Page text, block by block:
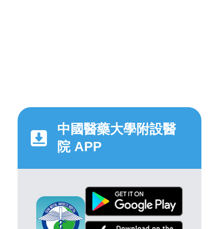
中國醫藥大學附設醫
院 APP